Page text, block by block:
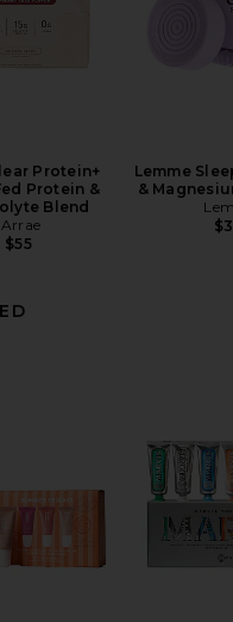
Protein+
Protein &
Blend
Arrae
$55
Lemme
&